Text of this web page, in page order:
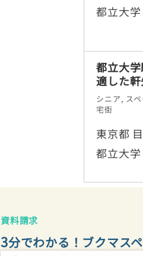
都立大学
都立大
適した軒
シニア, ス
宅街
東京都
都立大学
資料請求
3分でわかる！ブクマス